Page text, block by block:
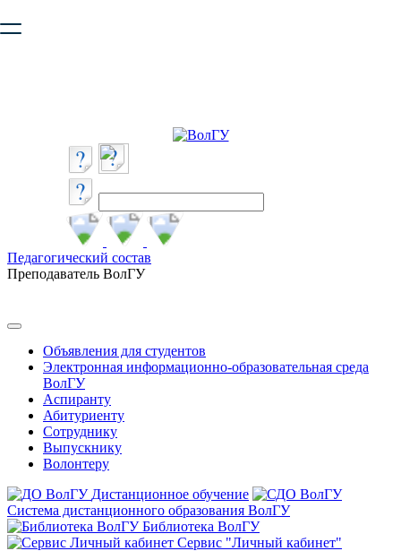
безопасную работу с сайтом. Пожалуйста
Педагогический состав
Преподаватель ВолГУ
Объявления для студентов
Электронная информационно-образовательная среда
ВолГУ
Аспиранту
Абитуриенту
Сотруднику
Выпускнику
Волонтеру
Дистанционное обучение
Система дистанционного образования ВолГУ
Библиотека ВолГУ
Сервис "Личный кабинет"